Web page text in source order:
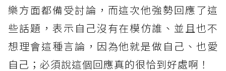
樂方面都備受討論，而這次他強勢回應了這
些話題，表示自己沒有在模仿誰、並且也不
想理會這種言論，因為他就是做自己、也愛
自己；必須說這個回應真的很恰到好處啊！